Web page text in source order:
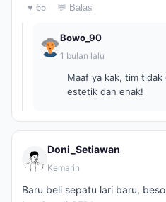
♥ 65 💬 Balas
Bowo_90
1 bulan lalu
Maaf ya kak, tim
estetik dan enak!
Doni_Setiawan
Kemarin
Baru beli sepatu lari baru,